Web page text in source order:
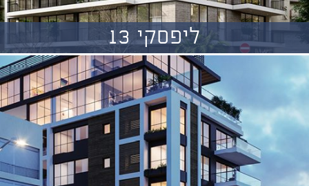
ליפסקי 13